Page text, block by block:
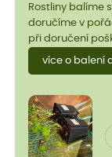
Rostliny balíme
doručíme v
při doručení
více o balení